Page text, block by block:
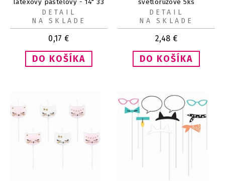
latexový pastelový - 14" 33
cm 1 ks
0,17 €
DETAIL
NA SKLADE
svetloružové 5ks
2,48 €
DETAIL
NA SKLADE